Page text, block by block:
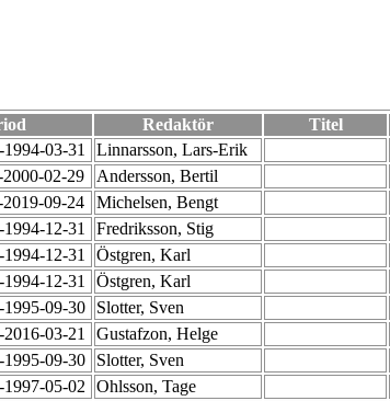
Redaktör Titel
03-31 Linnarsson, Lars-Erik
02-29 Andersson, Bertil
09-24 Michelsen, Bengt
12-31 Fredriksson, Stig
12-31 Östgren, Karl
12-31 Östgren, Karl
1995-09-30 Slotter, Sven
03-21 Gustafzon, Helge
1995-09-30 Slotter, Sven
05-02 Ohlsson, Tage